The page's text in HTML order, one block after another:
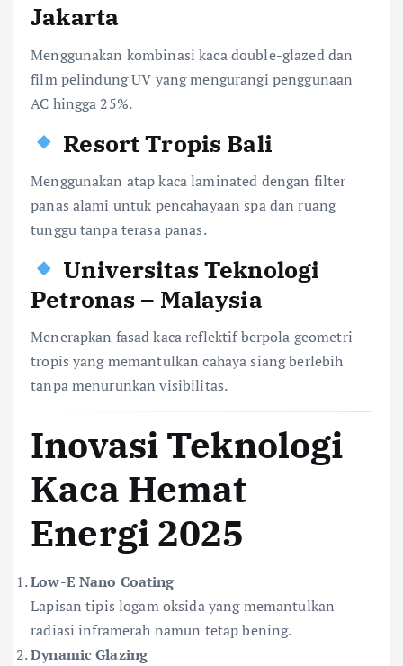
Jakarta
Menggunakan kombinasi kaca double-glazed dan
film pelindung UV yang mengurangi penggunaan
AC hingga 25%.
Resort Tropis Bali
Menggunakan atap kaca laminated dengan filter
panas alami untuk pencahayaan spa dan ruang
tunggu tanpa terasa panas.
Universitas Teknologi
Petronas – Malaysia
Menerapkan fasad kaca reflektif berpola geometri
tropis yang memantulkan cahaya siang berlebih
tanpa menurunkan visibilitas.
Inovasi Teknologi
Kaca Hemat
Energi 2025
Low-E Nano Coating
Lapisan tipis logam oksida yang memantulkan
radiasi inframerah namun tetap bening.
Dynamic Glazing